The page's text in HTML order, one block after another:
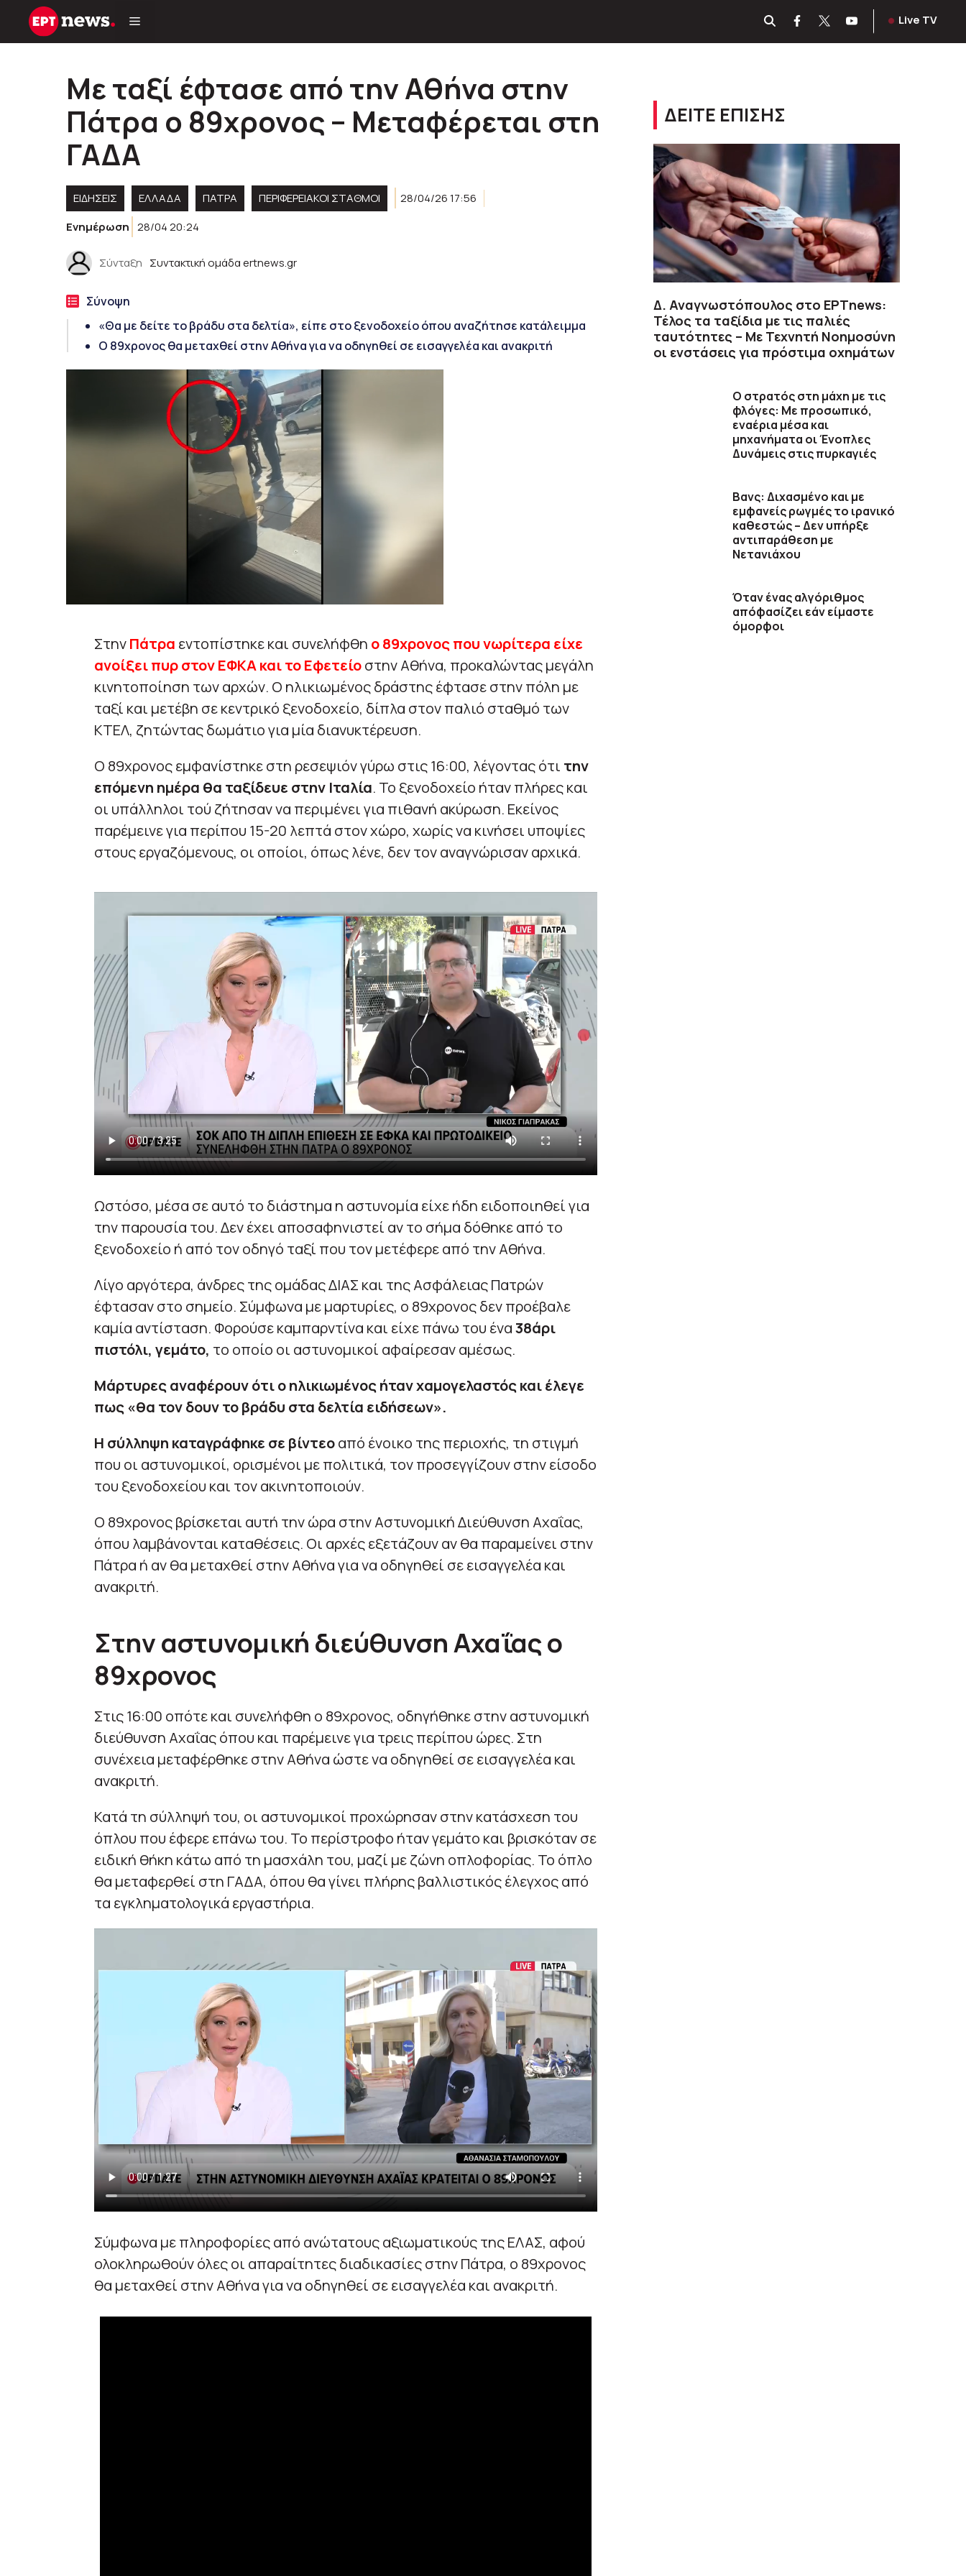
Μετάβαση
Live TV
Με ταξί έφτασε από την Αθήνα στην
Πάτρα ο 89χρονος – Μεταφέρεται στη
ΓΑΔΑ
ΕΙΔΗΣΕΙΣ ΕΛΛΑΔΑ ΠΑΤΡΑ ΠΕΡΙΦΕΡΕΙΑΚΟΊ ΣΤΑΘΜΟΊ
28/04/26 17:56
Ενημέρωση 28/04 20:24
Σύνταξη Συντακτική ομάδα ertnews.gr
Σύνοψη
«Θα με δείτε το βράδυ στα δελτία», είπε στο ξενοδοχείο όπου αναζήτησε κατάλειμμα
Ο 89χρονος θα μεταχθεί στην Αθήνα για να οδηγηθεί σε εισαγγελέα και ανακριτή
ΣτηνΠάτρα εντοπίστηκε και συνελήφθη ο 89χρονος που νωρίτερα είχε
ανοίξει πυρ στον ΕΦΚΑ και το Εφετείοστην Αθήνα, προκαλώντας μεγάλη
κινητοποίηση των αρχών. Ο ηλικιωμένος δράστης έφτασε στην πόλη με
ταξί και μετέβη σε κεντρικό ξενοδοχείο, δίπλα στον παλιό σταθμό των
ΚΤΕΛ, ζητώντας δωμάτιο για μία διανυκτέρευση.
Ο 89χρονος εμφανίστηκε στη ρεσεψιόν γύρω στις 16:00, λέγοντας ότι την
επόμενη ημέρα θα ταξίδευε στην Ιταλία. Το ξενοδοχείο ήταν πλήρες και
οι υπάλληλοι τού ζήτησαν να περιμένει για πιθανή ακύρωση. Εκείνος
παρέμεινε για περίπου 15-20 λεπτά στον χώρο, χωρίς να κινήσει υποψίες
στους εργαζόμενους, οι οποίοι, όπως λένε, δεν τον αναγνώρισαν αρχικά.
Ωστόσο, μέσα σε αυτό το διάστημα η αστυνομία είχε ήδη ειδοποιηθεί για
την παρουσία του. Δεν έχει αποσαφηνιστεί αν το σήμα δόθηκε από το
ξενοδοχείο ή από τον οδηγό ταξί που τον μετέφερε από την Αθήνα.
Λίγο αργότερα, άνδρες της ομάδας ΔΙΑΣ και της Ασφάλειας Πατρών
έφτασαν στο σημείο. Σύμφωνα με μαρτυρίες, ο 89χρονος δεν προέβαλε
καμία αντίσταση. Φορούσε καμπαρντίνα και είχε πάνω του ένα38άρι
πιστόλι, γεμάτο, το οποίο οι αστυνομικοί αφαίρεσαν αμέσως.
Μάρτυρες αναφέρουν ότι ο ηλικιωμένος ήταν χαμογελαστός και έλεγε
πως «θα τον δουν το βράδυ στα δελτία ειδήσεων».
Η σύλληψη καταγράφηκε σε βίντεοαπό ένοικο της περιοχής, τη στιγμή
που οι αστυνομικοί, ορισμένοι με πολιτικά, τον προσεγγίζουν στην είσοδο
του ξενοδοχείου και τον ακινητοποιούν.
Ο 89χρονος βρίσκεται αυτή την ώρα στην Αστυνομική Διεύθυνση Αχαΐας,
όπου λαμβάνονται καταθέσεις. Οι αρχές εξετάζουν αν θα παραμείνει στην
Πάτρα ή αν θα μεταχθεί στην Αθήνα για να οδηγηθεί σε εισαγγελέα και
ανακριτή.
Στην αστυνομική διεύθυνση Αχαΐας ο
89χρονος
Στις 16:00 οπότε και συνελήφθη ο 89χρονος, οδηγήθηκε στην αστυνομική
διεύθυνση Αχαΐας όπου και παρέμεινε για τρεις περίπου ώρες. Στη
συνέχεια μεταφέρθηκε στην Αθήνα ώστε να οδηγηθεί σε εισαγγελέα και
ανακριτή.
Κατά τη σύλληψή του, οι αστυνομικοί προχώρησαν στην κατάσχεση του
όπλου που έφερε επάνω του. Το περίστροφο ήταν γεμάτο και βρισκόταν σε
ειδική θήκη κάτω από τη μασχάλη του, μαζί με ζώνη οπλοφορίας. Το όπλο
θα μεταφερθεί στη ΓΑΔΑ, όπου θα γίνει πλήρης βαλλιστικός έλεγχος από
τα εγκληματολογικά εργαστήρια.
Σύμφωνα με πληροφορίες από ανώτατους αξιωματικούς της ΕΛΑΣ, αφού
ολοκληρωθούν όλες οι απαραίτητες διαδικασίες στην Πάτρα, ο 89χρονος
θα μεταχθεί στην Αθήνα για να οδηγηθεί σε εισαγγελέα και ανακριτή.
ΔΕΙΤΕ ΕΠΙΣΗΣ
Δ. Αναγνωστόπουλος στο ΕΡΤnews:
Τέλος τα ταξίδια με τις παλιές
ταυτότητες – Με Τεχνητή Νοημοσύνη
οι ενστάσεις για πρόστιμα οχημάτων
Ο στρατός στη μάχη με τις
φλόγες: Με προσωπικό,
εναέρια μέσα και
μηχανήματα οι Ένοπλες
Δυνάμεις στις πυρκαγιές
Βανς: Διχασμένο και με
εμφανείς ρωγμές το ιρανικό
καθεστώς – Δεν υπήρξε
αντιπαράθεση με
Νετανιάχου
Όταν ένας αλγόριθμος
απόφασίζει εάν είμαστε
όμορφοι